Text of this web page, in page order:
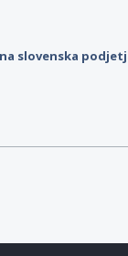
slovenska